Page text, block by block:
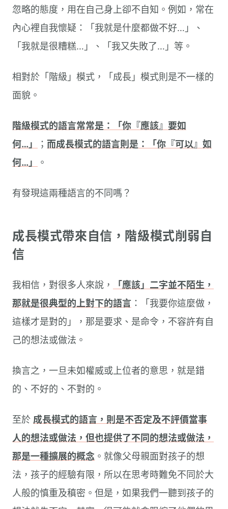
忽略的態度，用在自己身上卻不自知。例如，常在
內心裡自我懷疑：「我就是什麼都做不好…」、
「我就是很糟糕…」、「我又失敗了…」等。
相對於「階級」模式，「成長」模式則是不一樣的
面貌。
階級模式的語言常常是：「你『應該』要如
何…」
； 而成長模式的語言則是：「你『可以』如
何…」
。
有發現這兩種語言的不同嗎？
成長模式帶來自信，階級模式削弱自
信
我相信，對很多人來說，
「應該」二字並不陌生，
那就是很典型的上對下的語言 ：「我要你這麼做，
這樣才是對的」，那是要求、是命令，不容許有自
己的想法或做法。
換言之，一旦未如權威或上位者的意思，就是錯
的、不好的、不對的。
至於 成長模式的語言，則是不否定及不評價當事
人的想法或做法，但也提供了不同的想法或做法，
那是一種擴展的概念 。就像父母親面對孩子的想
法，孩子的經驗有限，所以在思考時難免不同於大
人般的慎重及稹密。但是，如果我們一聽到孩子的